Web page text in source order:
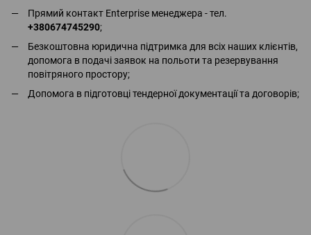
Прямий контакт Enterprise менеджера - тел.
+380674745290;
Безкоштовна юридична підтримка для всіх наших клієнтів,
допомога в подачі заявок на польоти та резервування
повітряного простору;
Допомога в підготовці тендерної документації та договорів;